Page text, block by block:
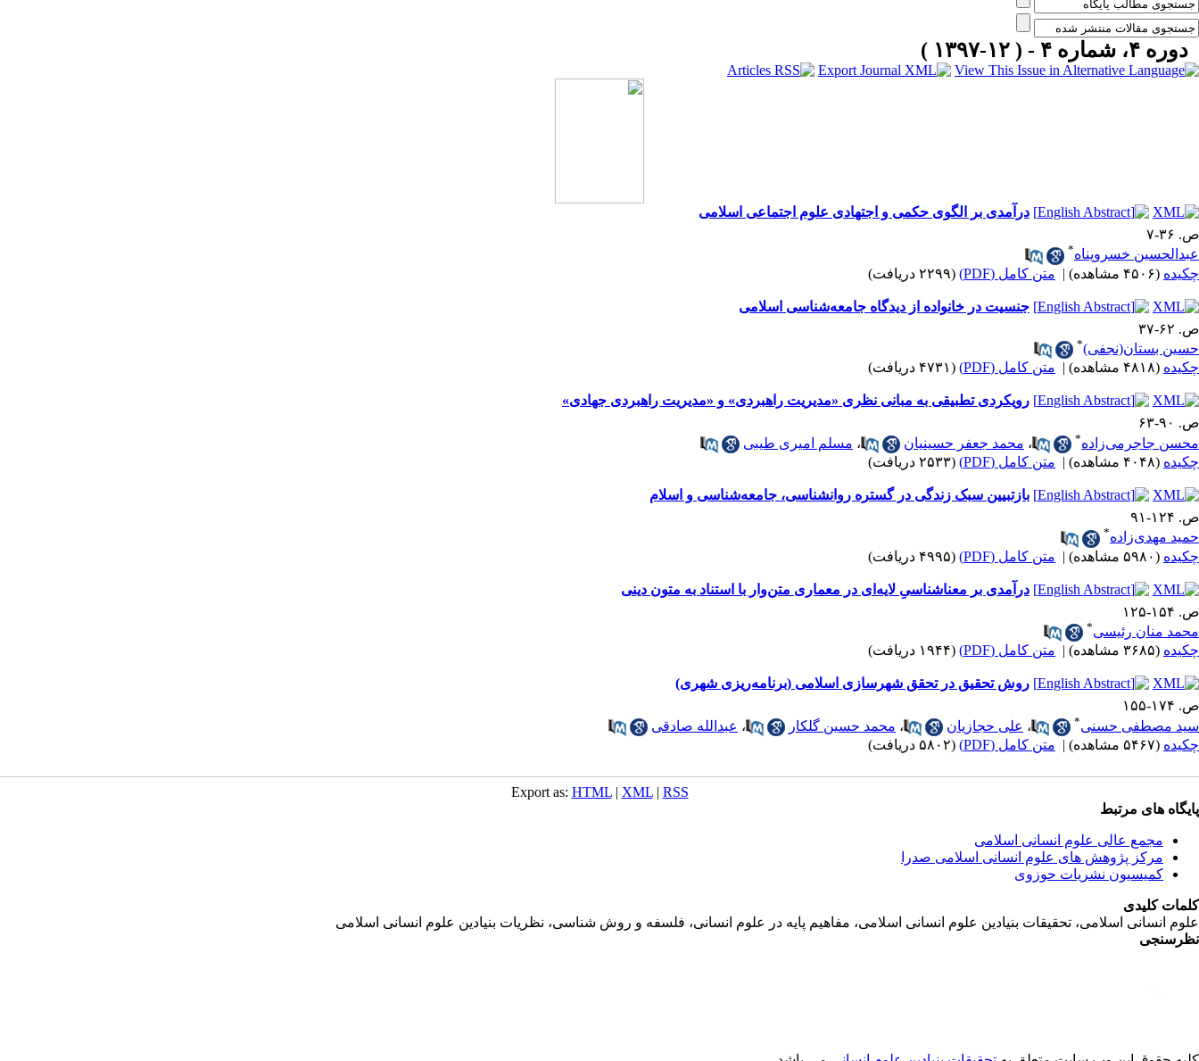
دوره ۴، شماره ۴ - ( ۱۲-۱۳۹۷ )
درآمدی بر الگوی حکمی و اجتهادی علوم اجتماعی اسلامی
ص. ۳۶-۷
عبدالحسین خسروپناه*
چکیده (۴۵۰۶ مشاهده) | متن کامل (PDF) (۲۲۹۹ دریافت)
جنسیت در خانواده از دیدگاه جامعه‌شناسی اسلامی
ص. ۶۲-۳۷
حسین بستان(نجفی)*
چکیده (۴۸۱۸ مشاهده) | متن کامل (PDF) (۴۷۳۱ دریافت)
رویکردی تطبیقی به مبانی نظری «مدیریت راهبردی» و «مدیریت راهبردی جهادی»
ص. ۹۰-۶۳
محسن جاجرمی‌زاده* ، محمد جعفر حسینیان ، مسلم امیری طیبی
چکیده (۴۰۴۸ مشاهده) | متن کامل (PDF) (۲۵۳۳ دریافت)
بازتبیین سبک زندگی در گستره روان‎شناسی، جامعه‌شناسی و اسلام
ص. ۱۲۴-۹۱
حمید مهدی‌زاده*
چکیده (۵۹۸۰ مشاهده) | متن کامل (PDF) (۴۹۹۵ دریافت)
درآمدی بر معناشناسیِ لایه‌ای در معماری متن‌وار با استناد به متون دینی
ص. ۱۵۴-۱۲۵
محمد منان رئیسی*
چکیده (۳۶۸۵ مشاهده) | متن کامل (PDF) (۱۹۴۴ دریافت)
روش تحقیق در تحقق شهرسازی اسلامی (برنامه‌ریزی شهری)
ص. ۱۷۴-۱۵۵
سید مصطفی حسنی* ، علی حجازیان ، محمد حسین گلکار ، عبدالله صادقی
چکیده (۵۴۶۷ مشاهده) | متن کامل (PDF) (۵۸۰۲ دریافت)
Export as: HTML| XML| RSS
پایگاه های مرتبط
مجمع عالی علوم انسانی اسلامی
مرکز پژوهش های علوم انسانی اسلامی صدرا
کمیسیون نشریات حوزوی
کلمات کلیدی
علوم انسانی اسلامی، تحقیقات بنیادین علوم انسانی اسلامی، مفاهیم پایه در علوم انسانی، فلسفه و روش شناسی، نظریات بنیادین علوم انسانی اسلامی
نظرسنجی